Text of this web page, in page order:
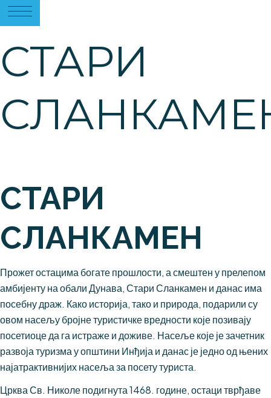
СТАРИ
СТАРИ
СЛАНКАМЕН
Прожет остацима богате прошлости, а смештен у прелепом
амбијенту на обали Дунава, Стари Сланкамен и данас има
посебну драж. Како историја, тако и природа, подарили су
овом насељу бројне туристичке вредности које позивају
посетиоце да га истраже и доживе. Насеље које је зачетник
развоја туризма у општини Инђија и данас је једно од њених
најатрактивнијих насеља за посету туриста.
Црква Св. Николе подигнута 1468. године, остаци тврђаве